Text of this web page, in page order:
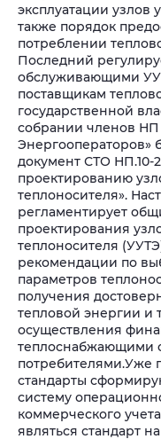
эксплуатации узлов
также порядок
потреблении
Последний
обслуживающими
поставщикам
государственной
собрании членов
Энергооператоров»
документ СТО НП.10-
проектированию
теплоносителя».
регламентирует
проектирования
теплоносителя
рекомендации по
параметров
получения
тепловой энергии и
осуществления
теплоснабжающими
потребителями.Уже
стандарты
систему
коммерческого
являться стандарт